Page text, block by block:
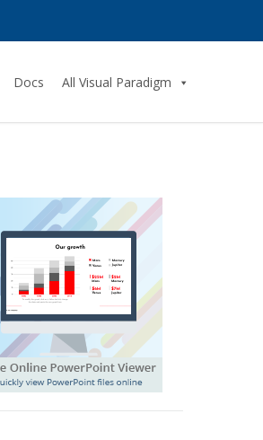
Docs All Visual Paradigm